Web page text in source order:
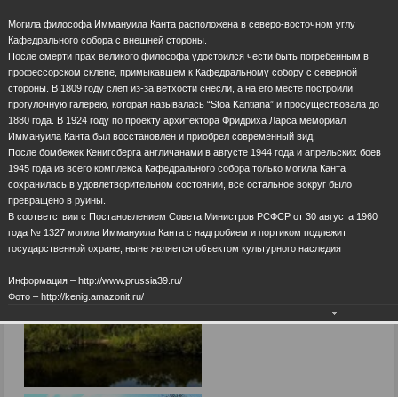
Могила философа Иммануила Канта расположена в северо-восточном углу
Кафедрального собора с внешней стороны.
После смерти прах великого философа удостоился чести быть погребённым в
профессорском склепе, примыкавшем к Кафедральному собору с северной
стороны. В 1809 году слеп из-за ветхости снесли, а на его месте построили
прогулочную галерею, которая называлась “Stoa Kantiana” и просуществовала до
1880 года. В 1924 году по проекту архитектора Фридриха Ларса мемориал
Иммануила Канта был восстановлен и приобрел современный вид.
После бомбежек Кенигсберга англичанами в августе 1944 года и апрельских боев
1945 года из всего комплекса Кафедрального собора только могила Канта
сохранилась в удовлетворительном состоянии, все остальное вокруг было
превращено в руины.
В соответствии с Постановлением Совета Министров РСФСР от 30 августа 1960
года № 1327 могила Иммануила Канта с надгробием и портиком подлежит
государственной охране, ныне является объектом культурного наследия
Информация – http://www.prussia39.ru/
Фото – http://kenig.amazonit.ru/